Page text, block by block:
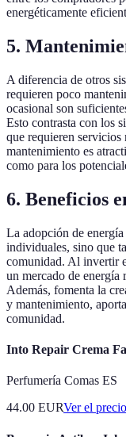
energéticamente
5.
A diferencia de otros
requieren poco
ocasional son
Esto contrasta con los
que requieren servicios
mantenimiento es
como para los
6. Beneficios
La adopción de
individuales, sino que
comunidad. Al invertir
un mercado de energía
Además, fomenta la
y mantenimiento,
comunidad.
Into Repair Crema
Perfumería Comas ES
44.00 EURVer el precio